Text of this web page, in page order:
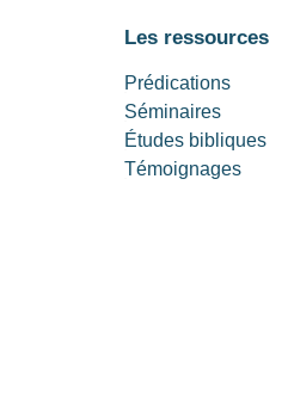
Les ressources
Prédications
Séminaires
Études bibliques
Témoignages